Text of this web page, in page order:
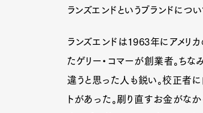
ランズエンドというブランドについ
ランズエンドは1963年にアメリ
たゲリー・コマーが創業者。ちな
違うと思った人も鋭い。校正者に
トがあった。刷り直すお金がな